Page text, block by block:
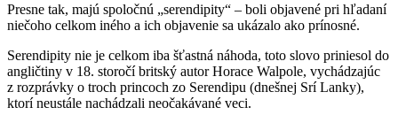
Presne tak, majú spoločnú „serendipity“ – boli objavené pri hľadaní
niečoho celkom iného a ich objavenie sa ukázalo ako prínosné.
Serendipity nie je celkom iba šťastná náhoda, toto slovo priniesol do
angličtiny v 18. storočí britský autor Horace Walpole, vychádzajúc
z rozprávky o troch princoch zo Serendipu (dnešnej Srí Lanky),
ktorí neustále nachádzali neočakávané veci.